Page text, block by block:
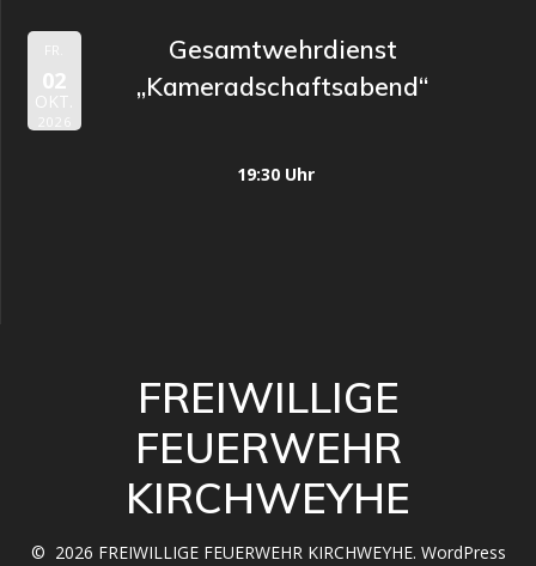
FR.
02
OKT.
2026
Gesamtwehrdienst
„Kameradschaftsabend“
19:30 Uhr
FREIWILLIGE
FEUERWEHR
KIRCHWEYHE
© 2026 FREIWILLIGE FEUERWEHR KIRCHWEYHE. WordPress